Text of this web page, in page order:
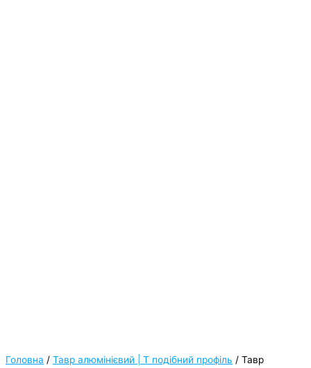
Головна / Тавр алюмінієвий | Т подібний профіль / Тавр